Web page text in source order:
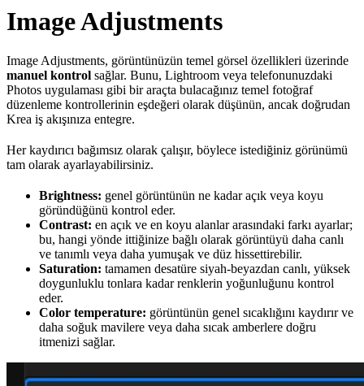
Image Adjustments
Image Adjustments, görüntünüzün temel görsel özellikleri üzerinde
manuel kontrol sağlar. Bunu, Lightroom veya telefonunuzdaki
Photos uygulaması gibi bir araçta bulacağınız temel fotoğraf
düzenleme kontrollerinin eşdeğeri olarak düşünün, ancak doğrudan
Krea iş akışınıza entegre.
Her kaydırıcı bağımsız olarak çalışır, böylece istediğiniz görünümü
tam olarak ayarlayabilirsiniz.
Brightness: genel görüntünün ne kadar açık veya koyu
göründüğünü kontrol eder.
Contrast: en açık ve en koyu alanlar arasındaki farkı ayarlar;
bu, hangi yönde ittiğinize bağlı olarak görüntüyü daha canlı
ve tanımlı veya daha yumuşak ve düz hissettirebilir.
Saturation: tamamen desatüre siyah-beyazdan canlı, yüksek
doygunluklu tonlara kadar renklerin yoğunluğunu kontrol
eder.
Color temperature: görüntünün genel sıcaklığını kaydırır ve
daha soğuk mavilere veya daha sıcak amberlere doğru
itmenizi sağlar.